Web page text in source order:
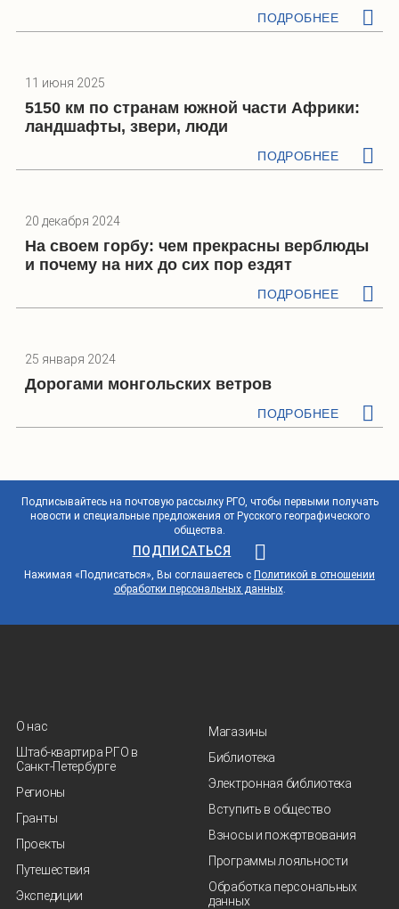
ПОДРОБНЕЕ
11 июня 2025
5150 км по странам южной части Африки:
ландшафты, звери, люди
ПОДРОБНЕЕ
20 декабря 2024
На своем горбу: чем прекрасны верблюды
и почему на них до сих пор ездят
ПОДРОБНЕЕ
25 января 2024
Дорогами монгольских ветров
ПОДРОБНЕЕ
Подписывайтесь на почтовую рассылку РГО, чтобы первыми получать
новости и специальные предложения от Русского географического
общества.
ПОДПИСАТЬСЯ
Нажимая «Подписаться», Вы соглашаетесь с Политикой в отношении
обработки персональных данных.
О нас
Штаб-квартира РГО в
Санкт‑Петербурге
Регионы
Гранты
Проекты
Путешествия
Экспедиции
Магазины
Библиотека
Электронная библиотека
Вступить в общество
Взносы и пожертвования
Программы лояльности
Обработка персональных
данных